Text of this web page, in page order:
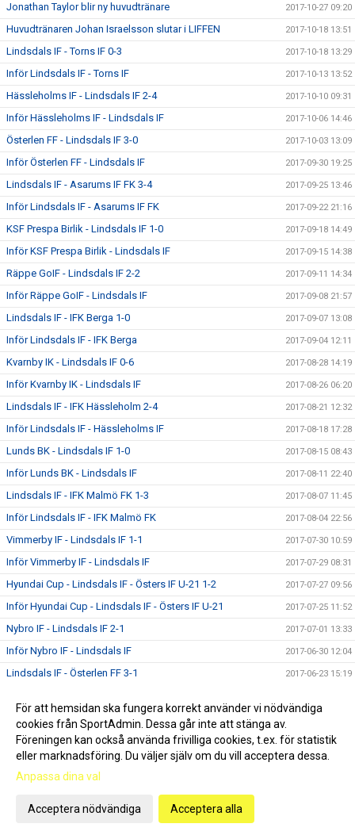
Jonathan Taylor blir ny huvudtränare 2017-10-27 09:20
Huvudtränaren Johan Israelsson slutar i LIFFEN 2017-10-18 13:51
Lindsdals IF - Torns IF 0-3 2017-10-18 13:29
Inför Lindsdals IF - Torns IF 2017-10-13 13:52
Hässleholms IF - Lindsdals IF 2-4 2017-10-10 09:31
Inför Hässleholms IF - Lindsdals IF 2017-10-06 14:46
Österlen FF - Lindsdals IF 3-0 2017-10-03 13:09
Inför Österlen FF - Lindsdals IF 2017-09-30 19:25
Lindsdals IF - Asarums IF FK 3-4 2017-09-25 13:46
Inför Lindsdals IF - Asarums IF FK 2017-09-22 21:16
KSF Prespa Birlik - Lindsdals IF 1-0 2017-09-18 14:49
Inför KSF Prespa Birlik - Lindsdals IF 2017-09-15 14:38
Räppe GoIF - Lindsdals IF 2-2 2017-09-11 14:34
Inför Räppe GoIF - Lindsdals IF 2017-09-08 21:57
Lindsdals IF - IFK Berga 1-0 2017-09-07 13:08
Inför Lindsdals IF - IFK Berga 2017-09-04 12:11
Kvarnby IK - Lindsdals IF 0-6 2017-08-28 14:19
Inför Kvarnby IK - Lindsdals IF 2017-08-26 06:20
Lindsdals IF - IFK Hässleholm 2-4 2017-08-21 12:32
Inför Lindsdals IF - Hässleholms IF 2017-08-18 17:28
Lunds BK - Lindsdals IF 1-0 2017-08-15 08:43
Inför Lunds BK - Lindsdals IF 2017-08-11 22:40
Lindsdals IF - IFK Malmö FK 1-3 2017-08-07 11:45
Inför Lindsdals IF - IFK Malmö FK 2017-08-04 22:56
Vimmerby IF - Lindsdals IF 1-1 2017-07-30 10:59
Inför Vimmerby IF - Lindsdals IF 2017-07-29 08:31
Hyundai Cup - Lindsdals IF - Östers IF U-21 1-2 2017-07-27 09:56
Inför Hyundai Cup - Lindsdals IF - Östers IF U-21 2017-07-25 11:52
Nybro IF - Lindsdals IF 2-1 2017-07-01 13:33
Inför Nybro IF - Lindsdals IF 2017-06-30 12:04
Lindsdals IF - Österlen FF 3-1 2017-06-23 15:19
Lindsdals IF - Hässleholms IF 1-3 2017-06-18 06:47
Inför Lindsdals IF - Hässleholms IF 2017-06-17 10:11
Femetta i Smålandscupen 2017-06-13 23:20
Torns IF - Lindsdals IF 2-0
Inför Torns IF - Lindsdals IF
För att hemsidan ska fungera korrekt använder vi nödvändiga
cookies från SportAdmin. Dessa går inte att stänga av.
Föreningen kan också använda frivilliga cookies, t.ex. för statistik
eller marknadsföring. Du väljer själv om du vill acceptera dessa.
Anpassa dina val
Acceptera nödvändiga Acceptera alla